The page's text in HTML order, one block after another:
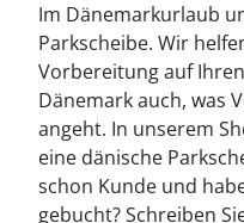
Im Dänemarkurlaub
Parkscheibe. Wir
Vorbereitung auf
Dänemark auch, was
angeht. In unserem
eine dänische
schon Kunde und
gebucht? Schreiben